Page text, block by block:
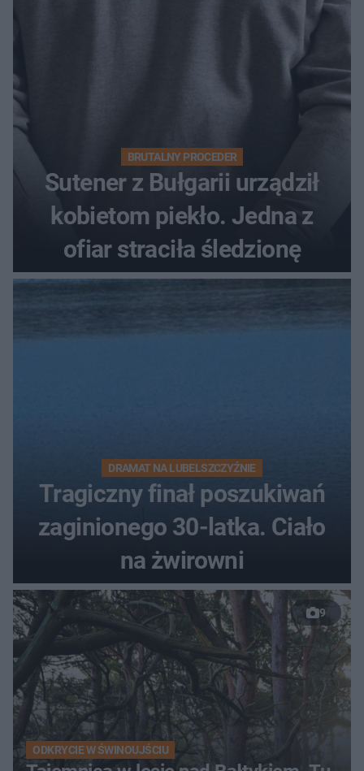
BRUTALNY PROCEDER
Sutener z Bułgarii urządził
kobietom piekło. Jedna z
ofiar straciła śledzionę
DRAMAT NA LUBELSZCZYŹNIE
Tragiczny finał poszukiwań
zaginionego 30-latka. Ciało
na żwirowni
9
ODKRYCIE W ŚWINOUJŚCIU